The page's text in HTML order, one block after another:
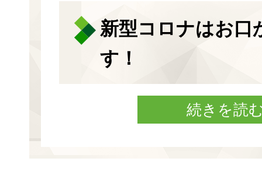
新型コロナはお口
す！
続きを読